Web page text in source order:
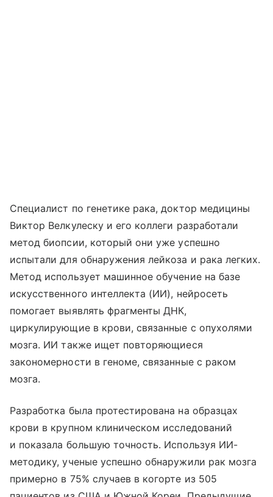
Специалист по генетике рака, доктор медицины
Виктор Велкулеску и его коллеги разработали
метод биопсии, который они уже успешно
испытали для обнаружения лейкоза и рака легких.
Метод использует машинное обучение на базе
искусственного интеллекта (ИИ), нейросеть
помогает выявлять фрагменты ДНК,
циркулирующие в крови, связанные с опухолями
мозга. ИИ также ищет повторяющиеся
закономерности в геноме, связанные с раком
мозга.
Разработка была протестирована на образцах
крови в крупном клиническом исследований
и показала большую точность. Используя ИИ-
методику, ученые успешно обнаружили рак мозга
примерно в 75% случаев в когорте из 505